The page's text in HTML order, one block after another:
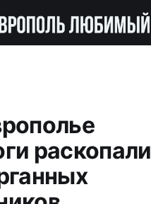
раскопали